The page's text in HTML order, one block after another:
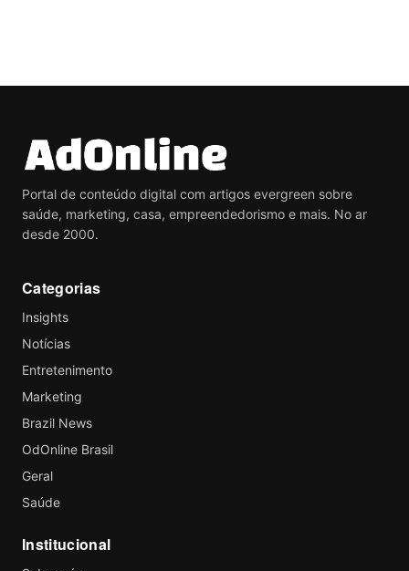
Portal de conteúdo digital com artigos evergreen sobre
saúde, marketing, casa, empreendedorismo e mais. No ar
desde 2000.
Categorias
Insights
Notícias
Entretenimento
Marketing
Brazil News
OdOnline Brasil
Geral
Saúde
Institucional